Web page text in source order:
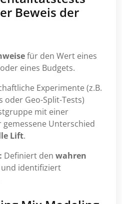
Beweis der
für den Wert eines
eines Budgets.
Experimente (z.B.
oder Geo-Split-Tests)
mit einer
Unterschied
Lift.
Definiert den wahren
und identifiziert